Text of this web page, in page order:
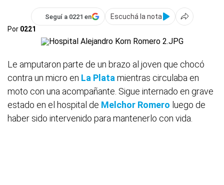
Seguí a 0221 en
Escuchá la nota
Por 0221
Le amputaron parte de un brazo al joven que chocó
contra un micro en La Plata mientras circulaba en
moto con una acompañante. Sigue internado en grave
estado en el hospital de Melchor Romero luego de
haber sido intervenido para mantenerlo con vida.